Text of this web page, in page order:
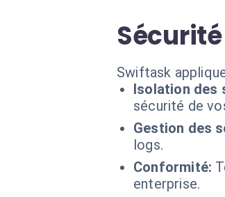
Swiftask
Isolation des
sécurité de
Gestion des
logs.
Conformité:
enterprise.